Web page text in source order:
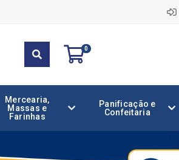
0
Mercearia,
Massas e
Farinhas
Panificação e
Confeitaria